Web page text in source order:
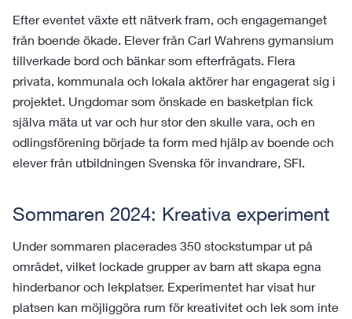
Efter eventet växte ett nätverk fram, och engagemanget
från boende ökade. Elever från Carl Wahrens gymansium
tillverkade bord och bänkar som efterfrågats. Flera
privata, kommunala och lokala aktörer har engagerat sig i
projektet. Ungdomar som önskade en basketplan fick
själva mäta ut var och hur stor den skulle vara, och en
odlingsförening började ta form med hjälp av boende och
elever från utbildningen Svenska för invandrare, SFI.
Sommaren 2024: Kreativa experiment
Under sommaren placerades 350 stockstumpar ut på
området, vilket lockade grupper av barn att skapa egna
hinderbanor och lekplatser. Experimentet har visat hur
platsen kan möjliggöra rum för kreativitet och lek som inte